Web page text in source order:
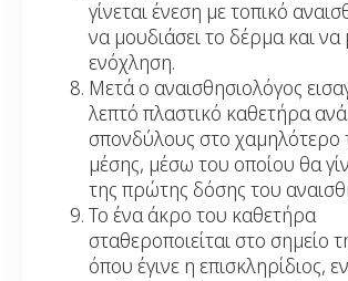
γίνεται ένεση με τοπικό
να μουδιάσει το δέρμα και να
ενόχληση.
Μετά ο αναισθησιολόγος
λεπτό πλαστικό καθετήρα
σπονδύλους στο χαμηλότερο
μέσης, μέσω του οποίου θα
της πρώτης δόσης του
Το ένα άκρο του καθετήρα
σταθεροποιείται στο σημείο
όπου έγινε η επισκληρίδιος,